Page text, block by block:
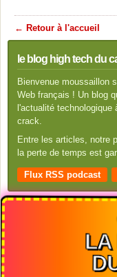
← Retour à l'accueil
le blog high tech du
Bienvenue moussaillon
Web français ! Un blog
l'actualité
crack.
Entre les articles, notre
la perte de temps est
Flux RSS podcast
LA